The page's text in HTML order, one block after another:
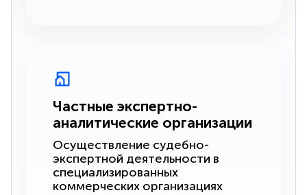
Частные экспертно-
аналитические организации
Осуществление судебно-
экспертной деятельности в
специализированных
коммерческих организациях